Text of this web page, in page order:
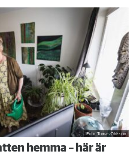
Foto: Tomas Ohlsson
hemma – här är